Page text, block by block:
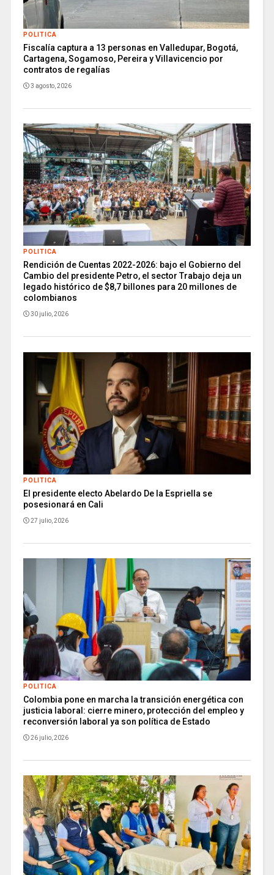
POLITICA
Fiscalía captura a 13 personas en Valledupar, Bogotá,
Cartagena, Sogamoso, Pereira y Villavicencio por
contratos de regalías
3 agosto, 2026
POLITICA
Rendición de Cuentas 2022-2026: bajo el Gobierno del
Cambio del presidente Petro, el sector Trabajo deja un
legado histórico de $8,7 billones para 20 millones de
colombianos
30 julio, 2026
POLITICA
El presidente electo Abelardo De la Espriella se
posesionará en Cali
27 julio, 2026
POLITICA
Colombia pone en marcha la transición energética con
justicia laboral: cierre minero, protección del empleo y
reconversión laboral ya son política de Estado
26 julio, 2026